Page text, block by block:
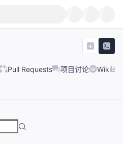
Pull Requests 项目讨论 Wiki